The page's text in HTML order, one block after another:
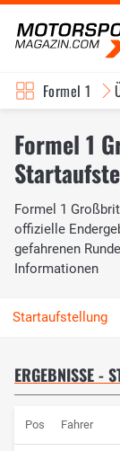
Formel 1
Formel 1
Formel 1
offizielle
gefahrenen
Informationen
ERGEBNISSE -
Pos Fahrer